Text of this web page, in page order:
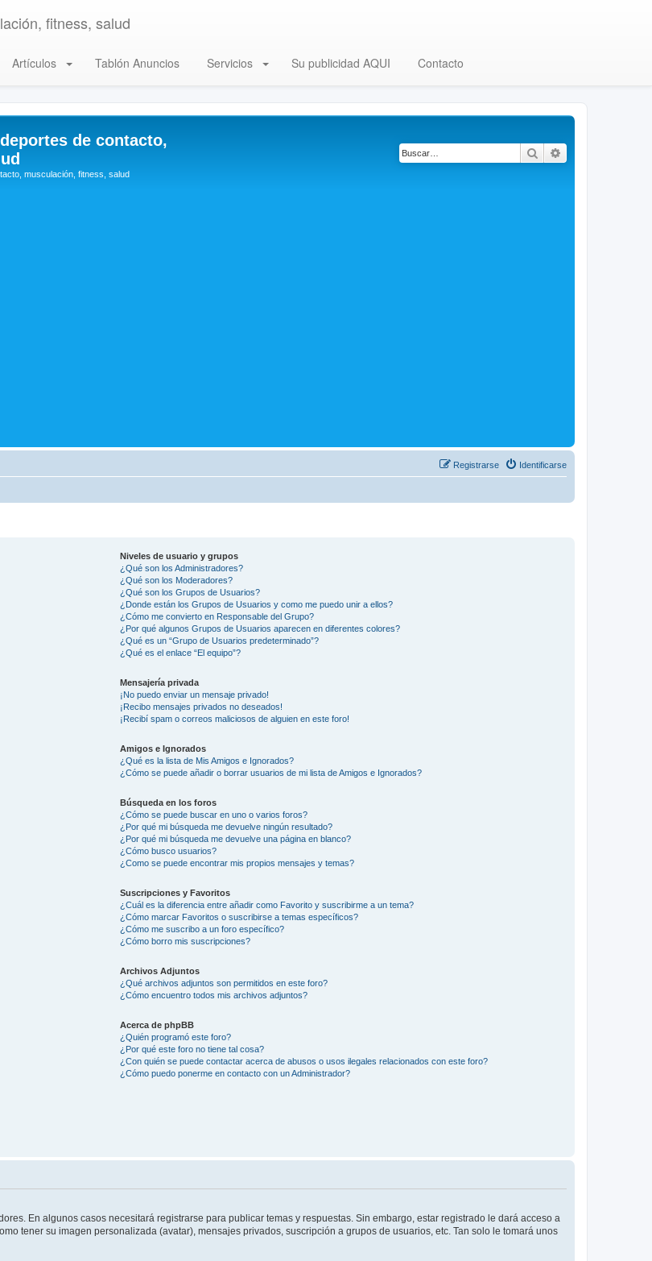
fitness, salud
Artículos Tablón Anuncios Servicios Su publicidad AQUI Contacto
de contacto,
musculación, fitness, salud
Buscar
Identificarse
Registrarse
Niveles de usuario y grupos
¿Qué son los Administradores?
¿Qué son los Moderadores?
¿Qué son los Grupos de Usuarios?
¿Donde están los Grupos de Usuarios y como me puedo unir a ellos?
¿Cómo me convierto en Responsable del Grupo?
¿Por qué algunos Grupos de Usuarios aparecen en diferentes colores?
¿Qué es un “Grupo de Usuarios predeterminado”?
¿Qué es el enlace “El equipo”?
Mensajería privada
¡No puedo enviar un mensaje privado!
¡Recibo mensajes privados no deseados!
¡Recibí spam o correos maliciosos de alguien en este foro!
Amigos e Ignorados
¿Qué es la lista de Mis Amigos e Ignorados?
¿Cómo se puede añadir o borrar usuarios de mi lista de Amigos e Ignorados?
Búsqueda en los foros
¿Cómo se puede buscar en uno o varios foros?
¿Por qué mi búsqueda me devuelve ningún resultado?
¿Por qué mi búsqueda me devuelve una página en blanco?
¿Cómo busco usuarios?
¿Como se puede encontrar mis propios mensajes y temas?
Suscripciones y Favoritos
¿Cuál es la diferencia entre añadir como Favorito y suscribirme a un tema?
¿Cómo marcar Favoritos o suscribirse a temas específicos?
¿Cómo me suscribo a un foro específico?
¿Cómo borro mis suscripciones?
Archivos Adjuntos
¿Qué archivos adjuntos son permitidos en este foro?
¿Cómo encuentro todos mis archivos adjuntos?
Acerca de phpBB
¿Quién programó este foro?
¿Por qué este foro no tiene tal cosa?
¿Con quién se puede contactar acerca de abusos o usos ilegales relacionados con este foro?
¿Cómo puedo ponerme en contacto con un Administrador?
En algunos casos necesitará registrarse para publicar temas y respuestas. Sin embargo, estar registrado le dará acceso a
tener su imagen personalizada (avatar), mensajes privados, suscripción a grupos de usuarios, etc. Tan solo le tomará unos